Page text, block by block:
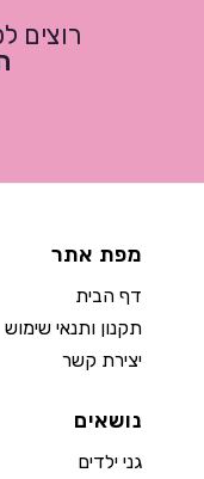
רוצים
מפת אתר
דף הבית
תקנון ותנאי שימוש
יצירת קשר
נושאים
גני ילדים